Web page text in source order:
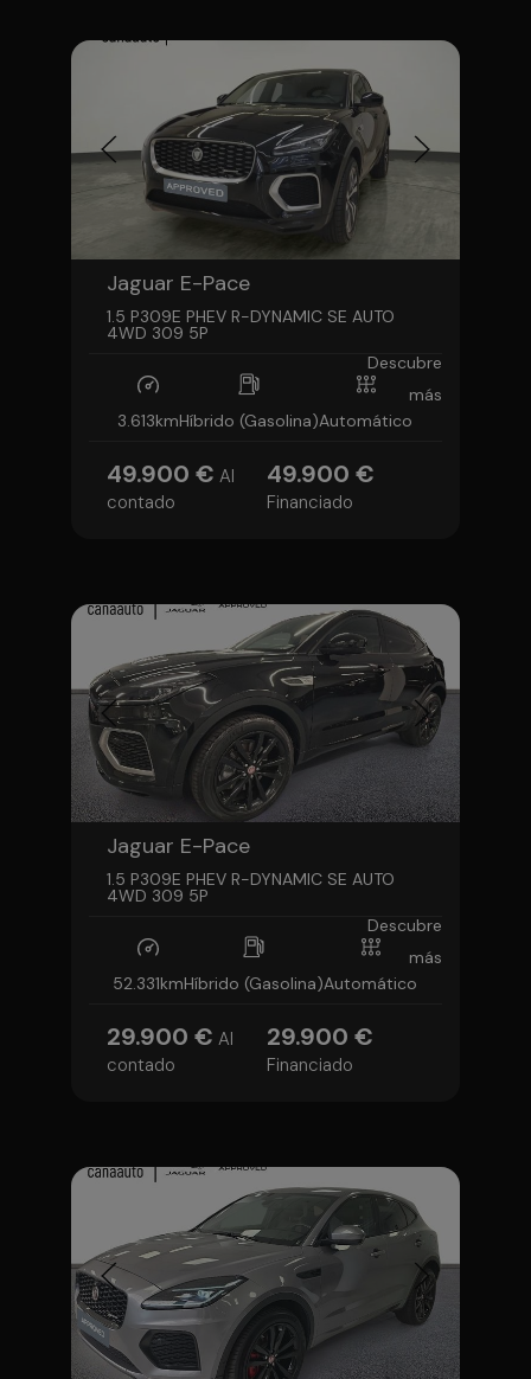
Jaguar E-Pace
1.5 P309E PHEV R-DYNAMIC SE AUTO
4WD 309 5P
3.613kmHíbrido (Gasolina)Automático
49.900 € Al
contado
49.900 €
Financiado
Descubre
más
Jaguar E-Pace
1.5 P309E PHEV R-DYNAMIC SE AUTO
4WD 309 5P
52.331kmHíbrido (Gasolina)Automático
29.900 € Al
contado
29.900 €
Financiado
Descubre
más